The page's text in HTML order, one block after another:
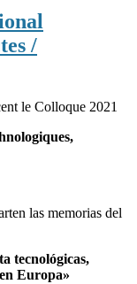
/
le Colloque 2021
las memorias del
tecnológicas,
Europa»